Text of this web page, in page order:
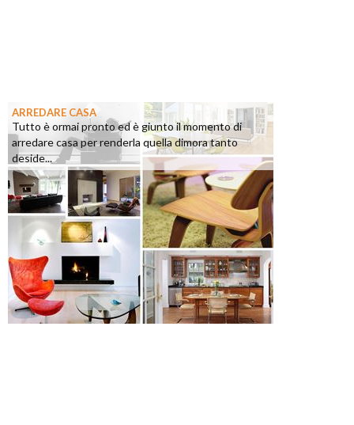
ARREDARE CASA
Tutto è ormai pronto ed è giunto il momento di
arredare casa per renderla quella dimora tanto
deside...